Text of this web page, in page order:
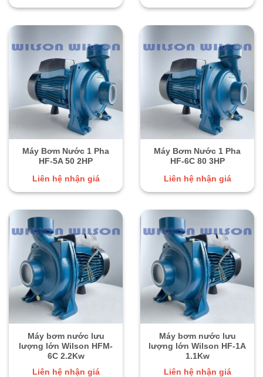
Máy Bơm Nước 1 Pha
HF-5A 50 2HP
Liên hệ nhận giá
Máy Bơm Nước 1 Pha
HF-6C 80 3HP
Liên hệ nhận giá
Máy bơm nước lưu
lượng lớn Wilson HFM-
6C 2.2Kw
Liên hệ nhận giá
Máy bơm nước lưu
lượng lớn Wilson HF-1A
1.1Kw
Liên hệ nhận giá